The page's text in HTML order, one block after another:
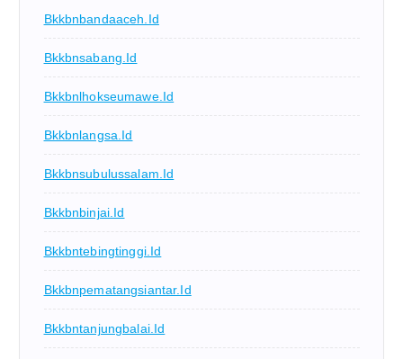
Bkkbnbandaaceh.id
Bkkbnsabang.id
Bkkbnlhokseumawe.id
Bkkbnlangsa.id
Bkkbnsubulussalam.id
Bkkbnbinjai.id
Bkkbntebingtinggi.id
Bkkbnpematangsiantar.id
Bkkbntanjungbalai.id